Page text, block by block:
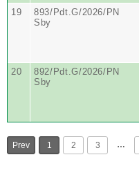
19
893/Pdt.G/2026/PN
Sby
20
892/Pdt.G/2026/PN
Sby
Prev 1 2 3 …